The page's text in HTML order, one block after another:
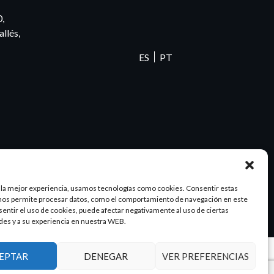
mejor experiencia, usamos tecnologías como cookies. Consentir estas
permite procesar datos, como el comportamiento de navegación en este
el uso de cookies, puede afectar negativamente al uso de ciertas
y a su experiencia en nuestra WEB.
DENEGAR VER PREFERENCIAS
ES PT